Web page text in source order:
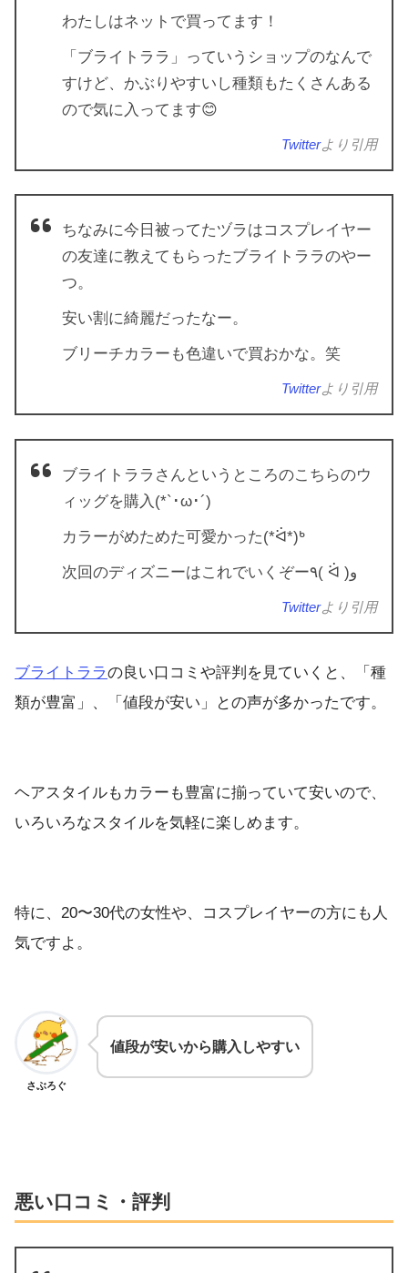
わたしはネットで買ってます！
「ブライトララ」っていうショップのなんで
すけど、かぶりやすいし種類もたくさんある
ので気に入ってます😊
Twitterより引用
ちなみに今日被ってたヅラはコスプレイヤー
の友達に教えてもらったブライトララのやー
つ。
安い割に綺麗だったなー。
ブリーチカラーも色違いで買おかな。笑
Twitterより引用
ブライトララさんというところのこちらのウ
ィッグを購入(*`･ω･´)
カラーがめためた可愛かった(*ᐛ*)ᒃ
次回のディズニーはこれでいくぞー٩( ᐛ )و
Twitterより引用
ブライトララの良い口コミや評判を見ていくと、「種
類が豊富」、「値段が安い」との声が多かったです。
ヘアスタイルもカラーも豊富に揃っていて安いので、
いろいろなスタイルを気軽に楽しめます。
特に、20〜30代の女性や、コスプレイヤーの方にも人
気ですよ。
さぶろぐ
値段が安いから購入しやすい
悪い口コミ・評判